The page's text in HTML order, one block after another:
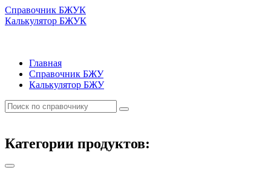
Справочник БЖУК
Калькулятор БЖУК
Главная
Справочник БЖУ
Калькулятор БЖУ
Категории продуктов: